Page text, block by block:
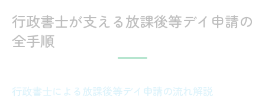
法
群馬県で指定申請を成功させる実務ポイント
群馬県の運用基準対応を行政書士がサポー
行政書士が支える放課後等デイ申請の
全手順
行政書士による放課後等デイ申請の流れ解説